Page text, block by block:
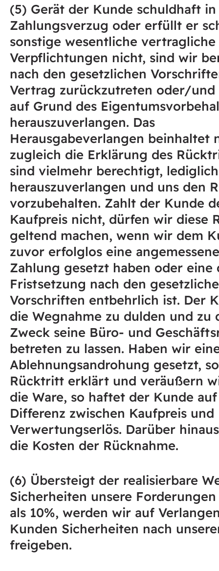
(5) Gerät der Kunde schuldhaft in
Zahlungsverzug oder erfüllt er
sonstige wesentliche vertragliche
Verpflichtungen nicht, sind wir
nach den gesetzlichen
Vertrag zurückzutreten oder/und
auf Grund des
herauszuverlangen. Das
Herausgabeverlangen beinhaltet
zugleich die Erklärung des
sind vielmehr berechtigt,
herauszuverlangen und uns den
vorzubehalten. Zahlt der Kunde
Kaufpreis nicht, dürfen wir diese
geltend machen, wenn wir dem
zuvor erfolglos eine
Zahlung gesetzt haben oder eine
Fristsetzung nach den
Vorschriften entbehrlich ist. Der
die Wegnahme zu dulden und zu
Zweck seine Büro- und
betreten zu lassen. Haben wir
Ablehnungsandrohung gesetzt,
Rücktritt erklärt und veräußern
die Ware, so haftet der Kunde
Differenz zwischen Kaufpreis und
Verwertungserlös. Darüber
die Kosten der Rücknahme.
(6) Übersteigt der realisierbare
Sicherheiten unsere
als 10%, werden wir auf
Kunden Sicherheiten nach
freigeben.